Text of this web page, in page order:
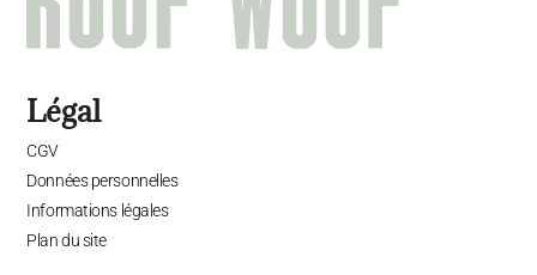
Légal
CGV
Données personnelles
Informations légales
Plan du site